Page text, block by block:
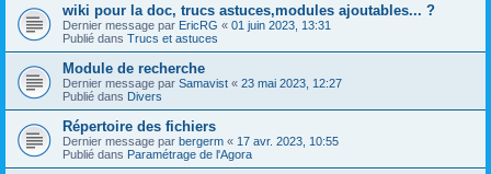
wiki pour la doc, trucs astuces,modules ajoutables... ?
Dernier message par EricRG « 01 juin 2023, 13:31
Publié dans Trucs et astuces
Module de recherche
Dernier message par Samavist « 23 mai 2023, 12:27
Publié dans Divers
Répertoire des fichiers
Dernier message par bergerm « 17 avr. 2023, 10:55
Publié dans Paramétrage de l'Agora